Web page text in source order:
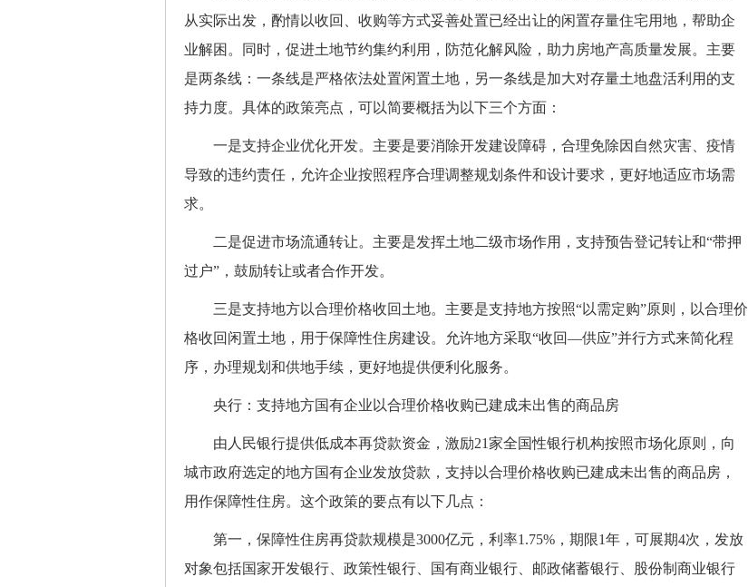
从实际出发，酌情以收回、收购等方式妥善处置已经出让的闲置存量住宅用地，帮助企
业解困。同时，促进土地节约集约利用，防范化解风险，助力房地产高质量发展。主要
是两条线：一条线是严格依法处置闲置土地，另一条线是加大对存量土地盘活利用的支
持力度。具体的政策亮点，可以简要概括为以下三个方面：
一是支持企业优化开发。主要是要消除开发建设障碍，合理免除因自然灾害、疫情
导致的违约责任，允许企业按照程序合理调整规划条件和设计要求，更好地适应市场需
求。
二是促进市场流通转让。主要是发挥土地二级市场作用，支持预告登记转让和“带押
过户”，鼓励转让或者合作开发。
三是支持地方以合理价格收回土地。主要是支持地方按照“以需定购”原则，以合理价
格收回闲置土地，用于保障性住房建设。允许地方采取“收回—供应”并行方式来简化程
序，办理规划和供地手续，更好地提供便利化服务。
央行：支持地方国有企业以合理价格收购已建成未出售的商品房
由人民银行提供低成本再贷款资金，激励21家全国性银行机构按照市场化原则，向
城市政府选定的地方国有企业发放贷款，支持以合理价格收购已建成未出售的商品房，
用作保障性住房。这个政策的要点有以下几点：
第一，保障性住房再贷款规模是3000亿元，利率1.75%，期限1年，可展期4次，发放
对象包括国家开发银行、政策性银行、国有商业银行、邮政储蓄银行、股份制商业银行